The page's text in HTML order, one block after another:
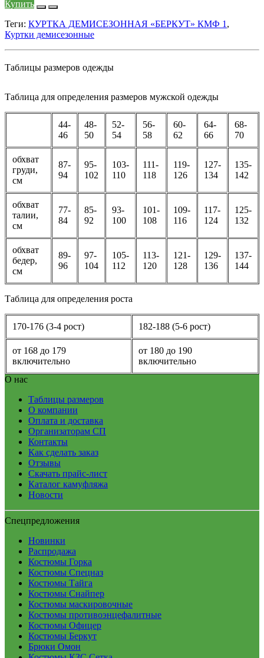
Купить
Теги: КУРТКА ДЕМИСЕЗОННАЯ «БЕРКУТ» КМФ 1 ,
Куртки демисезонные
Таблицы размеров одежды
Таблица для определения размеров мужской одежды
44-
46
48-
50
52-
54
56-
58
60-
62
64-
66
68-
70
обхват
груди,
см
87-
94
95-
102
103-
110
111-
118
119-
126
127-
134
135-
142
обхват
талии,
см
77-
84
85-
92
93-
100
101-
108
109-
116
117-
124
125-
132
обхват
бедер,
см
89-
96
97-
104
105-
112
113-
120
121-
128
129-
136
137-
144
Таблица для определения роста
170-176 (3-4 рост) 182-188 (5-6 рост)
от 168 до 179
включительно
от 180 до 190
включительно
О нас
Таблицы размеров
О компании
Оплата и доставка
Организаторам СП
Контакты
Как сделать заказ
Отзывы
Скачать прайс-лист
Каталог камуфляжа
Новости
Спецпредложения
Новинки
Распродажа
Костюмы Горка
Костюмы Спецназ
Костюмы Тайга
Костюмы Снайпер
Костюмы маскировочные
Костюмы противоэнцефалитные
Костюмы Офицер
Костюмы Беркут
Брюки Омон